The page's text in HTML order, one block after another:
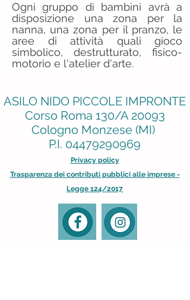
Ogni gruppo di bambini avrà a
disposizione una zona per la
nanna, una zona per il pranzo, le
aree di attività quali gioco
simbolico, destrutturato, fisico-
motorio e l'atelier d'arte.
ASILO NIDO PICCOLE IMPRONTE
Corso Roma 130/A 20093
Cologno Monzese (MI)
P.I. 04479290969
Privacy policy
Trasparenza dei contributi pubblici alle imprese -
Legge 124/2017